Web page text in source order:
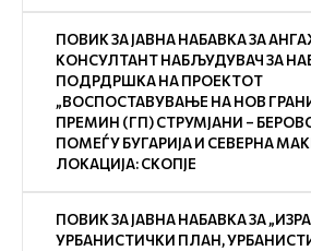
ПОВИК ЗА ЈАВНА НАБАВКА ЗА
КОНСУЛТАНТ НАБЉУДУВАЧ ЗА
ПОДРДРШКА НА ПРОЕКТОТ
„ВОСПОСТАВУВАЊЕ НА НОВ
ПРЕМИН (ГП) СТРУМЈАНИ –
ПОМЕЃУ БУГАРИЈА И СЕВЕРНА
ЛОКАЦИЈА: СКОПЈЕ
ПОВИК ЗА ЈАВНА НАБАВКА ЗА
УРБАНИСТИЧКИ ПЛАН,